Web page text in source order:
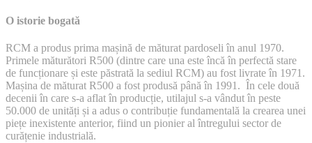
O istorie bogată
RCM a produs prima mașină de măturat pardoseli în anul 1970.
Primele măturători R500 (dintre care una este încă în perfectă stare
de funcționare și este păstrată la sediul RCM) au fost livrate în 1971.
Mașina de măturat R500 a fost produsă până în 1991. În cele două
decenii în care s-a aflat în producție, utilajul s-a vândut în peste
50.000 de unități și a adus o contribuție fundamentală la crearea unei
piețe inexistente anterior, fiind un pionier al întregului sector de
curățenie industrială.